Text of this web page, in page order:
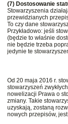
(7) Dostosowanie
Stowarzyszenia
przewidzianych
To czy dane
Przykładowo: jeśli
(będzie to właśnie
nie będzie trzeba
jedynie te
Od 20 maja 2016 r.
stowarzyszeń
nowelizacji Prawa o
zmiany. Takie
uzyskają, zostaną
nowych przepisów,